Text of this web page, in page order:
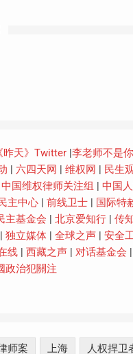
昨天》Twitter| 李老师不是
六四天网 维权网 民生
中国维权律师关注组 中国
主中心| 前线卫士| 国际特
主基金会 北京爱知行| 传
独立媒体| 全球之声| 安全
线| 西藏之声| 对话基金会
政治犯關注
师案 上海 人权捍卫